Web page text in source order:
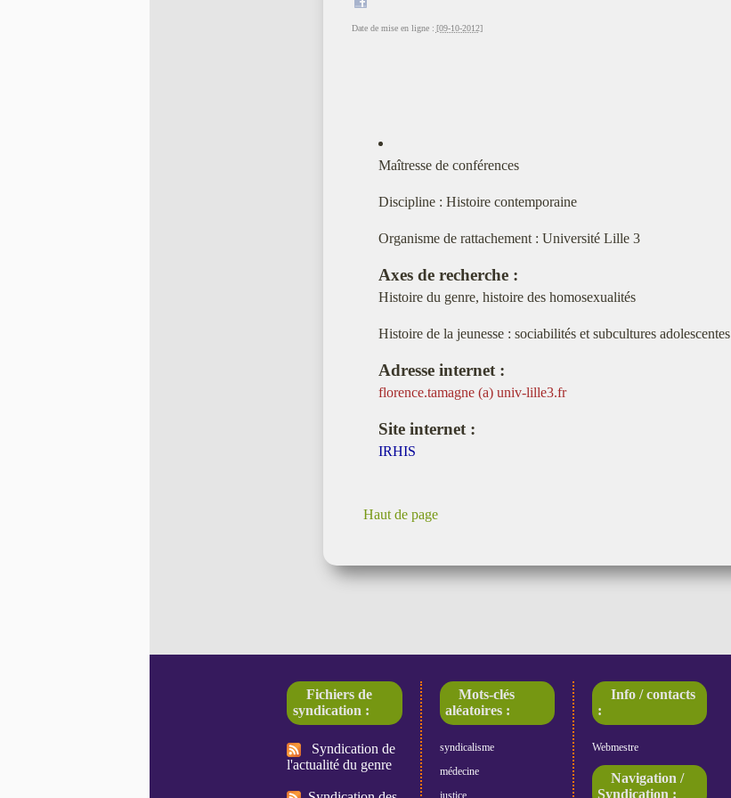
Date de mise en ligne : [09-10-2012]
Maîtresse de conférences
Discipline : Histoire contemporaine
Organisme de rattachement : Université Lille 3
Axes de recherche :
Histoire du genre, histoire des homosexualités
Histoire de la jeunesse : sociabilités et subcultures adolescentes
Adresse internet :
florence.tamagne (a) univ-lille3.fr
Site internet :
IRHIS
Haut de page
Fichiers de
syndication :
Syndication de
l'actualité du genre
Mots-clés
aléatoires :
syndicalisme
médecine
justice
Info / contacts
:
Webmestre
Navigation /
Syndication :